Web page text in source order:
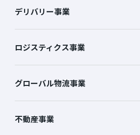
デリバリー事業
ロジスティクス事業
グローバル物流事業
不動産事業